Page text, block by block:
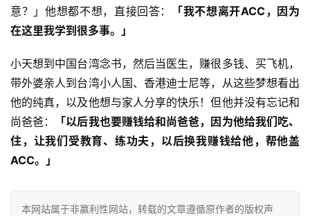
意？」他想都不想，直接回答：
「我不想离开ACC，因为
在这里我学到很多事。」
小天想到中国台湾念书，然后当医生，赚很多钱、买飞机，
带外婆亲人到台湾小人国、香港迪士尼等，从这些梦想看出
他的纯真，以及他想与家人分享的快乐！但他并没有忘记和
尚爸爸：
「以后我也要赚钱给和尚爸爸，因为他给我们吃、
住，让我们受教育、练功夫，以后换我赚钱给他，帮他盖
ACC。」
本网站属于非赢利性网站，转载的文章遵循原作者的版权声